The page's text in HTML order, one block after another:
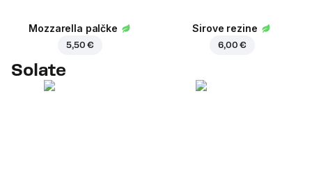
Mozzarella palčke
5,50 €
Sirove rezine
6,00 €
Solate